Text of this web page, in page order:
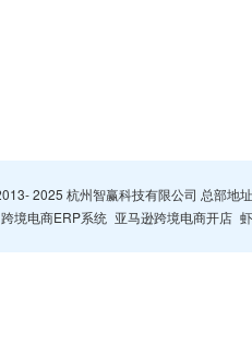
2025 杭州智赢科技有限公司 总部地
跨境电商ERP系统 亚马逊跨境电商开店